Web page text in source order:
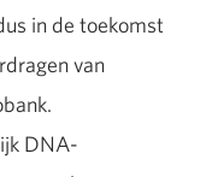
in de toekomst
van
DNA-